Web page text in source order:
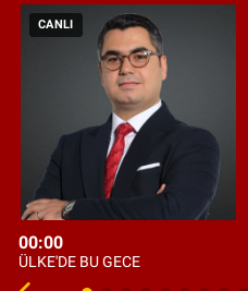
CANLI
00:00
ÜLKE'DE BU GECE